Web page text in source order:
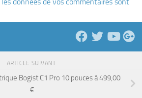
ARTICLE SUIVANT
Bogist C1 Pro 10 pouces à 499,00
€